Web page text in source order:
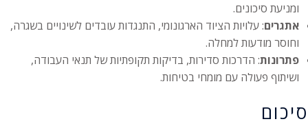
ומניעת סיכונים.
אתגרים: עלויות הציוד הארגונומי, התנגדות עובדים לשינויים בשגרה,
וחוסר מודעות למחלה.
פתרונות: הדרכות סדירות, בדיקות תקופתיות של תנאי העבודה,
ושיתוף פעולה עם מומחי בטיחות.
סיכום